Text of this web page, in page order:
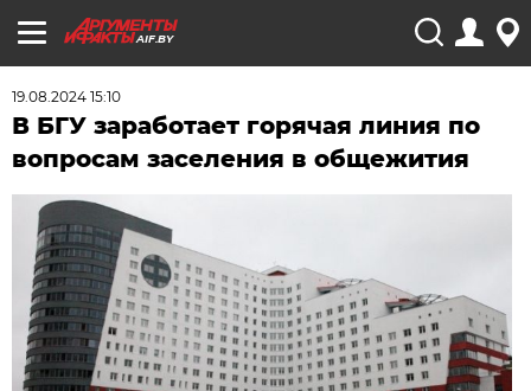
AIF.BY
19.08.2024 15:10
В БГУ заработает горячая линия по
вопросам заселения в общежития